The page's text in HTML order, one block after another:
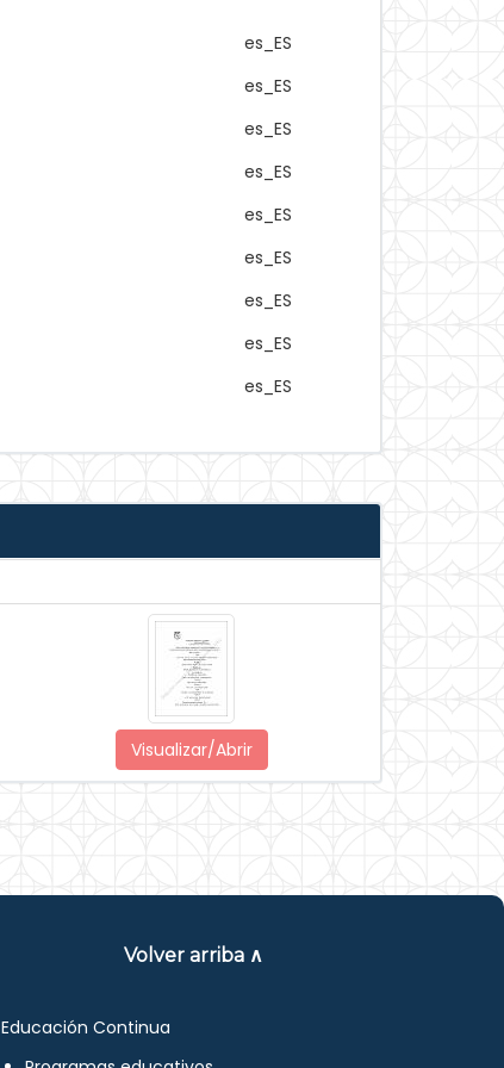
es_ES
es_ES
es_ES
es_ES
es_ES
es_ES
es_ES
es_ES
es_ES
Visualizar/Abrir
Volver arriba ∧
Educación Continua